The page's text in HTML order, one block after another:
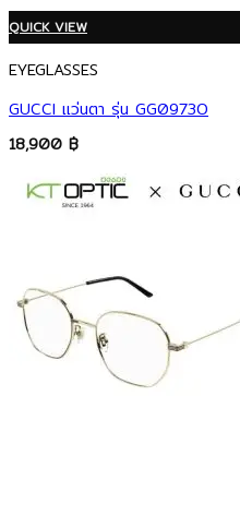
QUICK VIEW
EYEGLASSES
GUCCI แว่นตา รุ่น GG0973O
18,900 ฿